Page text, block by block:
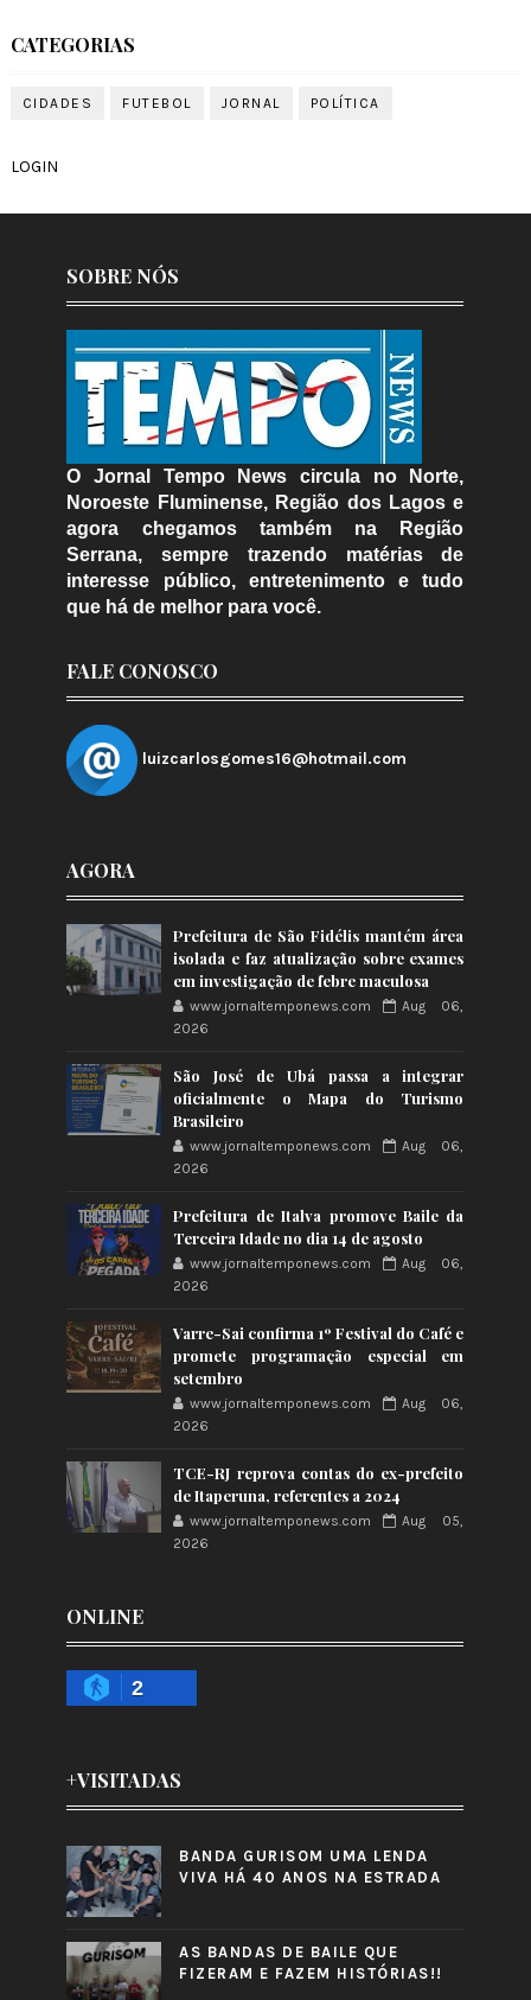
CATEGORIAS
CIDADES FUTEBOL JORNAL POLÍTICA
LOGIN
SOBRE NÓS
O Jornal Tempo News circula no Norte,
Noroeste Fluminense, Região dos Lagos e
agora chegamos também na Região
Serrana, sempre trazendo matérias de
interesse público, entretenimento e tudo
que há de melhor para você.
FALE CONOSCO
luizcarlosgomes16@hotmail.com
AGORA
Prefeitura de São Fidélis mantém área
isolada e faz atualização sobre exames
em investigação de febre maculosa
www.jornaltemponews.com
Aug 06,
2026
São José de Ubá passa a integrar
oficialmente o Mapa do Turismo
Brasileiro
www.jornaltemponews.com
Aug 06,
2026
Prefeitura de Italva promove Baile da
Terceira Idade no dia 14 de agosto
www.jornaltemponews.com
Aug 06,
2026
Varre-Sai confirma 1º Festival do Café e
promete programação especial em
setembro
www.jornaltemponews.com
Aug 06,
2026
TCE-RJ reprova contas do ex-prefeito
de Itaperuna, referentes a 2024
www.jornaltemponews.com
Aug 05,
2026
ONLINE
2
+VISITADAS
BANDA GURISOM UMA LENDA
VIVA HÁ 40 ANOS NA ESTRADA
AS BANDAS DE BAILE QUE
FIZERAM E FAZEM HISTÓRIAS!!